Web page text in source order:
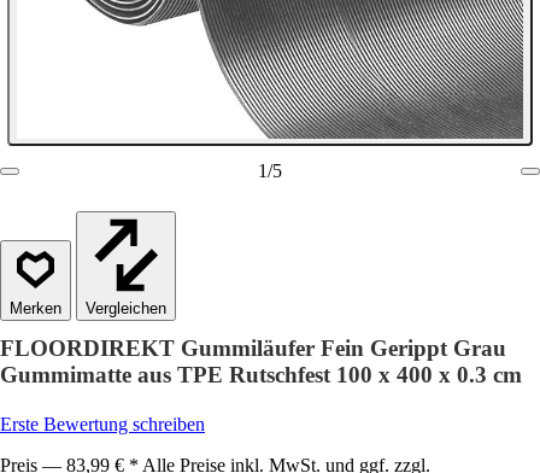
1/5
Vergleichen
FLOORDIREKT Gummiläufer Fein Gerippt Grau
Gummimatte aus TPE Rutschfest 100 x 400 x 0.3 cm
Erste Bewertung schreiben
Preis — 83,99 € * Alle Preise inkl. MwSt. und ggf. zzgl.